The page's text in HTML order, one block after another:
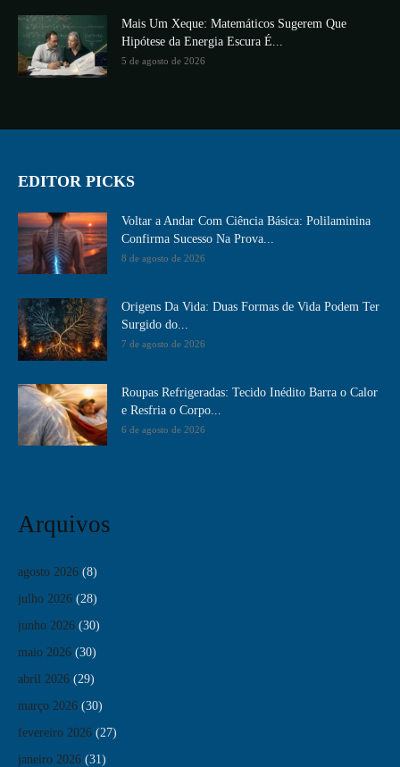
Mais Um Xeque: Matemáticos Sugerem Que
Hipótese da Energia Escura É...
5 de agosto de 2026
EDITOR PICKS
Voltar a Andar Com Ciência Básica: Polilaminina
Confirma Sucesso Na Prova...
8 de agosto de 2026
Origens Da Vida: Duas Formas de Vida Podem Ter
Surgido do...
7 de agosto de 2026
Roupas Refrigeradas: Tecido Inédito Barra o Calor
e Resfria o Corpo...
6 de agosto de 2026
Arquivos
agosto 2026 (8)
julho 2026 (28)
junho 2026 (30)
maio 2026 (30)
abril 2026 (29)
março 2026 (30)
fevereiro 2026 (27)
janeiro 2026 (31)